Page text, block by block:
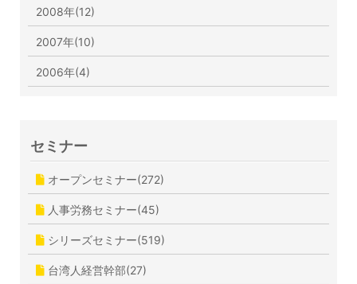
2008年(12)
2007年(10)
2006年(4)
セミナー
オープンセミナー(272)
人事労務セミナー(45)
シリーズセミナー(519)
台湾人経営幹部(27)